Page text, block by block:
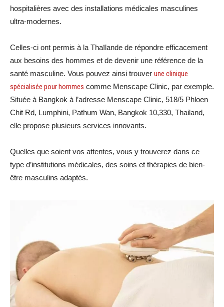
hospitalières avec des installations médicales masculines
ultra-modernes.
Celles-ci ont permis à la Thaïlande de répondre efficacement
aux besoins des hommes et de devenir une référence de la
santé masculine. Vous pouvez ainsi trouver une clinique
spécialisée pour hommes comme Menscape Clinic, par exemple.
Située à Bangkok à l’adresse Menscape Clinic, 518/5 Phloen
Chit Rd, Lumphini, Pathum Wan, Bangkok 10,330, Thailand,
elle propose plusieurs services innovants.
Quelles que soient vos attentes, vous y trouverez dans ce
type d’institutions médicales, des soins et thérapies de bien-
être masculins adaptés.